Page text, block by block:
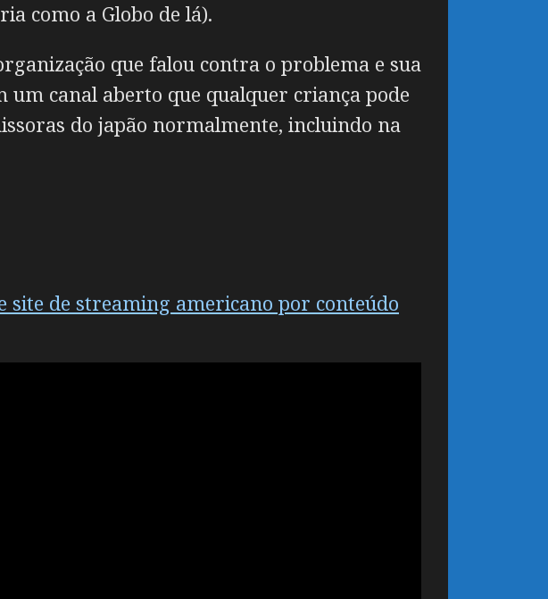
como a Globo de lá).
que falou contra o problema e sua
um canal aberto que qualquer criança pode
do japão normalmente, incluindo na
site de streaming americano por conteúdo